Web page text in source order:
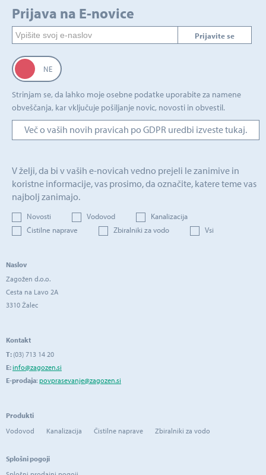
Prijava na E-novice
Prijavite se
Strinjam se, da lahko moje osebne podatke uporabite za namene
obveščanja, kar vključuje pošiljanje novic, novosti in obvestil.
Več o vaših novih pravicah po GDPR uredbi izveste tukaj.
V želji, da bi v vaših e-novicah vedno prejeli le zanimive in
koristne informacije, vas prosimo, da označite, katere teme vas
najbolj zanimajo.
Novosti Vodovod
Kanalizacija
Čistilne naprave
Zbiralniki za vodo Vsi
Naslov
Zagožen d.o.o.
Cesta na Lavo 2A
3310 Žalec
Kontakt
T: (03) 713 14 20
E:info@zagozen.si
E-prodaja: povprasevanje@zagozen.si
Produkti
Vodovod
Kanalizacija Čistilne naprave Zbiralniki za vodo
Splošni pogoji